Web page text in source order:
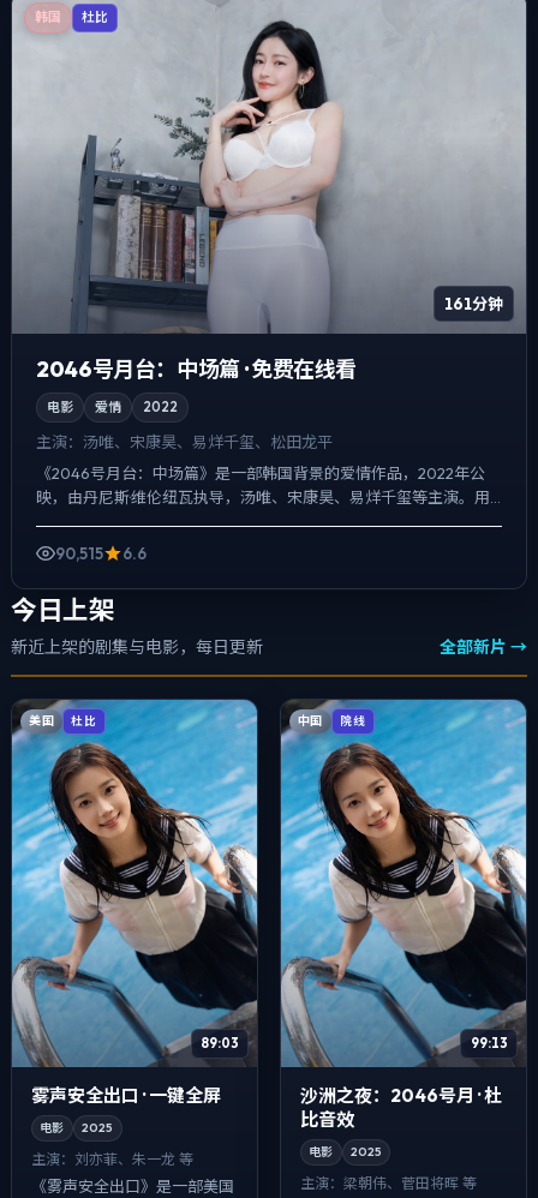
韩国 杜比
161分钟
2046号月台：中场篇 · 免费在线看
电影 爱情 2022
主演： 汤唯、宋康昊、易烊千玺、松田龙平
《2046号月台：中场篇》是一部韩国背景的爱情作品，2022年公
映，由丹尼斯·维伦纽瓦执导，汤唯、宋康昊、易烊千玺等主演。用
双线叙事把过去与现在拧成一股绳，人物在道德灰区反复试...
90,515
6.6
今日上架
新近上架的剧集与电影，每日更新 全部新片 →
美国 杜比
89:03
雾声安全出口 · 一键全屏
电影 2025
主演： 刘亦菲、朱一龙 等
《雾声安全出口》是一部美国
中国 院线
99:13
沙洲之夜：2046号月 · 杜
比音效
电影 2025
主演： 梁朝伟、菅田将晖 等